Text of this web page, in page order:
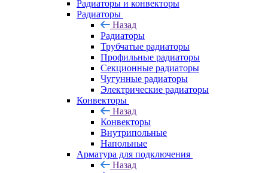
Радиаторы и конвекторы
Радиаторы
Назад
Радиаторы
Трубчатые радиаторы
Профильные радиаторы
Секционные радиаторы
Чугунные радиаторы
Электрические радиаторы
Конвекторы
Назад
Конвекторы
Внутрипольные
Напольные
Арматура для подключения
Назад